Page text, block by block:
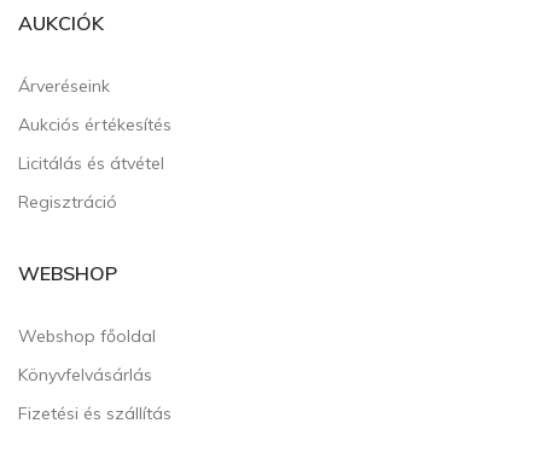
AUKCIÓK
Árveréseink
Aukciós értékesítés
Licitálás és átvétel
Regisztráció
WEBSHOP
Webshop főoldal
Könyvfelvásárlás
Fizetési és szállítás